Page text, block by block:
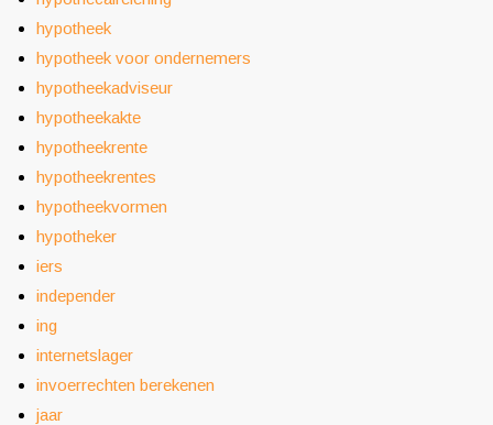
hypotheek
hypotheek voor ondernemers
hypotheekadviseur
hypotheekakte
hypotheekrente
hypotheekrentes
hypotheekvormen
hypotheker
iers
independer
ing
internetslager
invoerrechten berekenen
jaar